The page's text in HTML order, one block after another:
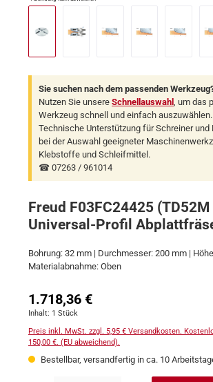
Sie suchen nach dem passenden
Nutzen Sie unsere Schnellauswahl , um das
Werkzeug schnell und einfach auszuwählen.
Technische Unterstützung für Schreiner und
bei der Auswahl geeigneter
Klebstoffe und Schleifmittel.
☎ 07263 / 961014
Freud F03FC24425 (TD52M
Universal-Profil
Bohrung: 32 mm | Durchmesser: 200 mm |
Materialabnahme: Oben
Regulärer Preis:
1.718,36 €
Inhalt: 1 Stück
Preis inkl. MwSt. zzgl. 5,95 € Versandkosten.
150,00 €. (EU abweichend).
Bestellbar, versandfertig in ca. 10